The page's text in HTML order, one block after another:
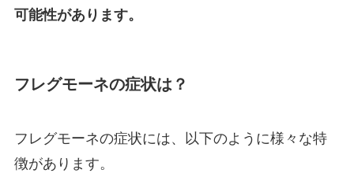
可能性があります。
フレグモーネの症状は？
フレグモーネの症状には、以下のように様々な特
徴があります。